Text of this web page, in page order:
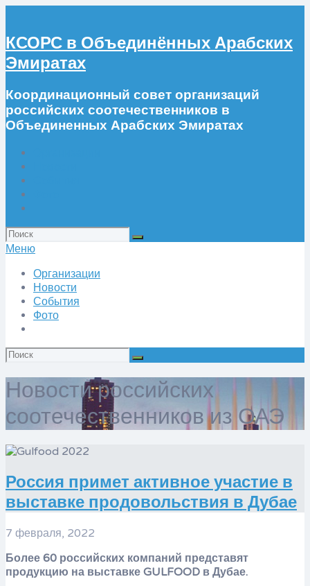
КСОРС в Объединённых Арабских
Эмиратах
Координационный совет организаций
российских соотечественников в
Объединенных Арабских Эмиратах
Искать:
Меню
Организации
Новости
События
Фото
Искать:
Новости российских
соотечественников из ОАЭ
Россия примет активное участие в
выставке продовольствия в Дубае
7 февраля, 2022
Более 60 российских компаний представят
продукцию на выставке GULFOOD в Дубае.